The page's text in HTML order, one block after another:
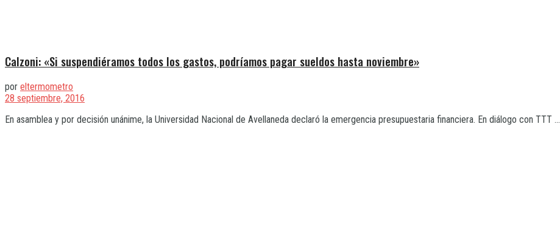
Calzoni: «Si suspendiéramos todos los gastos, podríamos pagar sueldos hasta noviembre»
por eltermometro
28 septiembre, 2016
En asamblea y por decisión unánime, la Universidad Nacional de Avellaneda declaró la emergencia presupuestaria financiera. En diálogo con TTT ...